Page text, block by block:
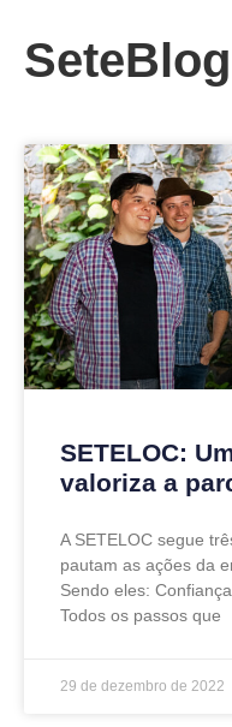
SeteBlog
SETELOC:
valoriza a
A SETELOC segue
pautam as ações da
Sendo eles:
Todos os passos que
29 de dezembro de 2022